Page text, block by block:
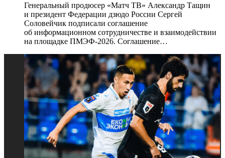
Генеральный продюсер «Матч ТВ» Александр Тащин
и президент Федерации дзюдо России Сергей
Соловейчик подписали соглашение
об информационном сотрудничестве и взаимодействии
на площадке ПМЭФ-2026. Соглашение…